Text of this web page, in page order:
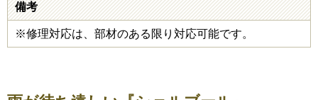
備考
※修理対応は、部材のある限り対応可能です。